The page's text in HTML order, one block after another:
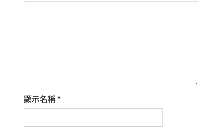
顯示名稱 *